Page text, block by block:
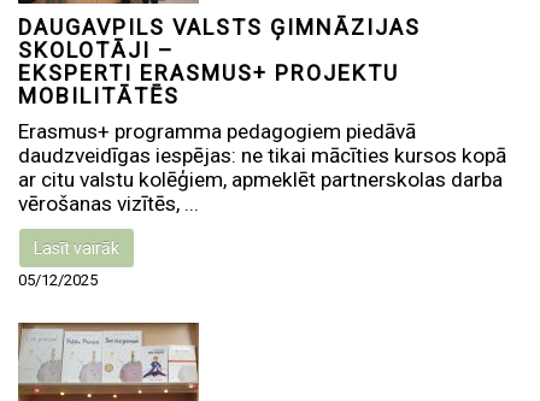
DAUGAVPILS VALSTS ĢIMNĀZIJAS
SKOLOTĀJI –
EKSPERTI ERASMUS+ PROJEKTU
MOBILITĀTĒS
Erasmus+ programma pedagogiem piedāvā
daudzveidīgas iespējas: ne tikai mācīties kursos kopā
ar citu valstu kolēģiem, apmeklēt partnerskolas darba
vērošanas vizītēs, ...
Lasīt vairāk
05/12/2025